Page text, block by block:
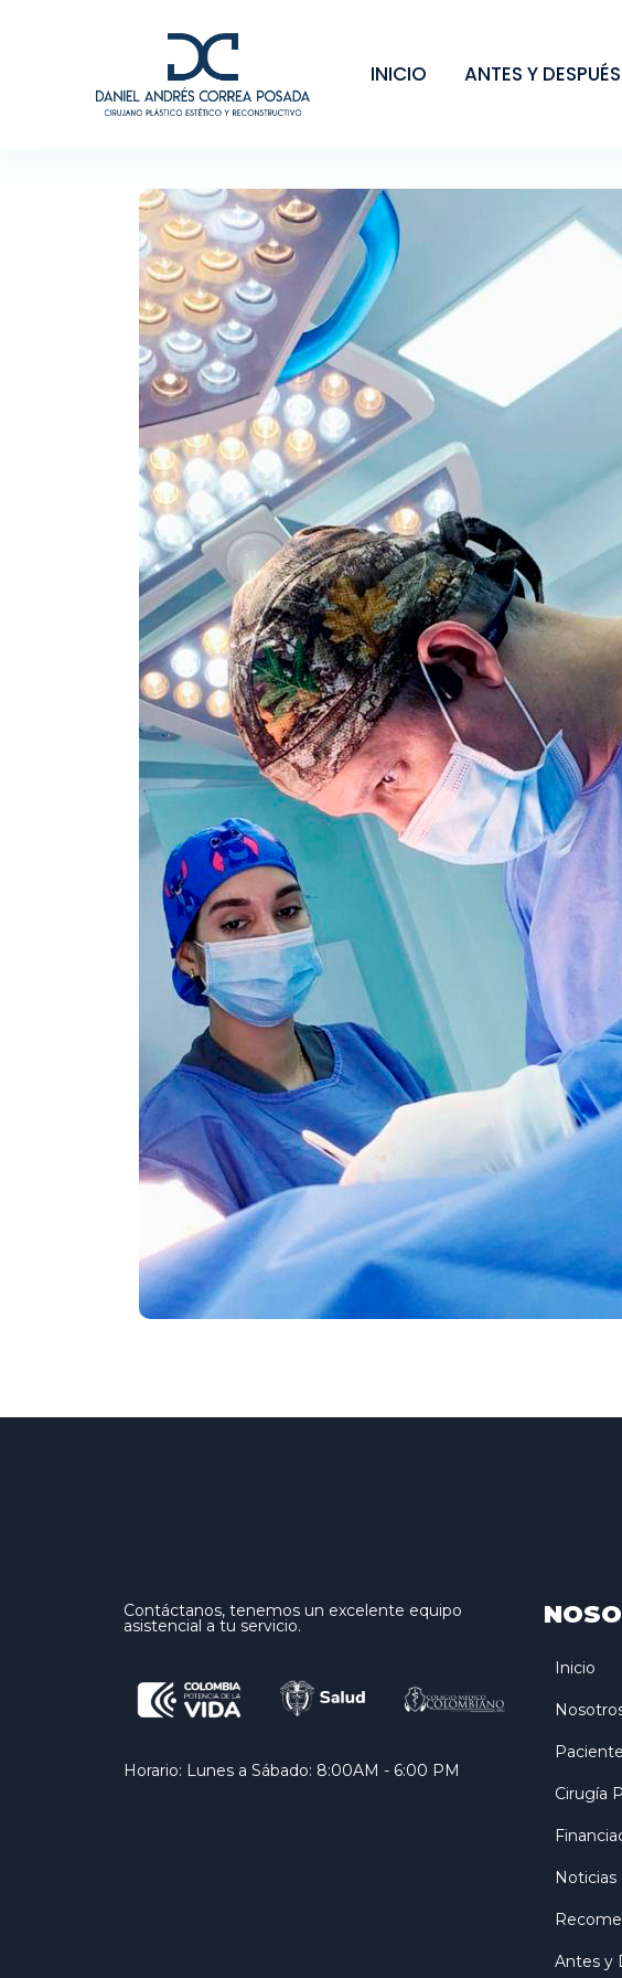
INICIO ANTES Y DESPUÉS
Contáctanos, tenemos un excelente equipo
asistencial a tu servicio.
Horario: Lunes a Sábado: 8:00AM - 6:00 PM
Inicio
Cirugía
Noticias
Antes y